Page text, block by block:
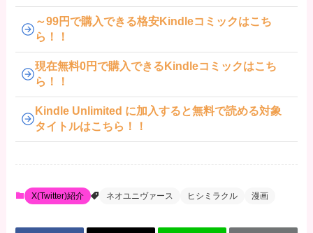
～99円で購入できる格安Kindleコミックはこち
ら！！
現在無料0円で購入できるKindleコミックはこち
ら！！
Kindle Unlimited に加入すると無料で読める対象
タイトルはこちら！！
X(Twitter)紹介 ネオユニヴァース ヒシミラクル 漫画